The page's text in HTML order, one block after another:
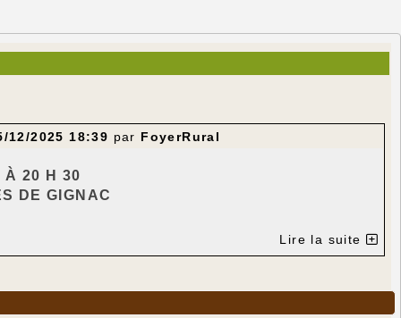
12/2025 18:39 par FoyerRural
À 20 H 30
DE GIGNAC
Lire la suite